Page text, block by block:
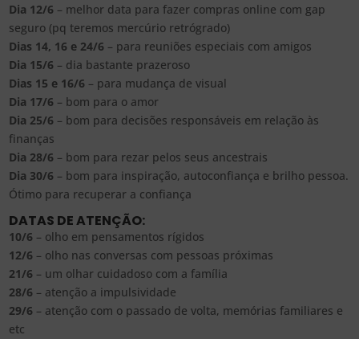
Dia 12/6 – melhor data para fazer compras online com gap
seguro (pq teremos mercúrio retrógrado)
Dias 14, 16 e 24/6 – para reuniões especiais com amigos
Dia 15/6 – dia bastante prazeroso
Dias 15 e 16/6 – para mudança de visual
Dia 17/6 – bom para o amor
Dia 25/6 – bom para decisões responsáveis em relação às
finanças
Dia 28/6 – bom para rezar pelos seus ancestrais
Dia 30/6 – bom para inspiração, autoconfiança e brilho pessoa.
Ótimo para recuperar a confiança
DATAS DE ATENÇÃO:
10/6 – olho em pensamentos rígidos
12/6 – olho nas conversas com pessoas próximas
21/6 – um olhar cuidadoso com a família
28/6 – atenção a impulsividade
29/6 – atenção com o passado de volta, memórias familiares e
etc